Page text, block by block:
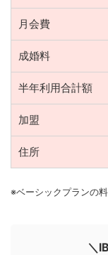
月会費
成婚料
半年利用合計額
加盟
住所
※ベーシックプランの
＼